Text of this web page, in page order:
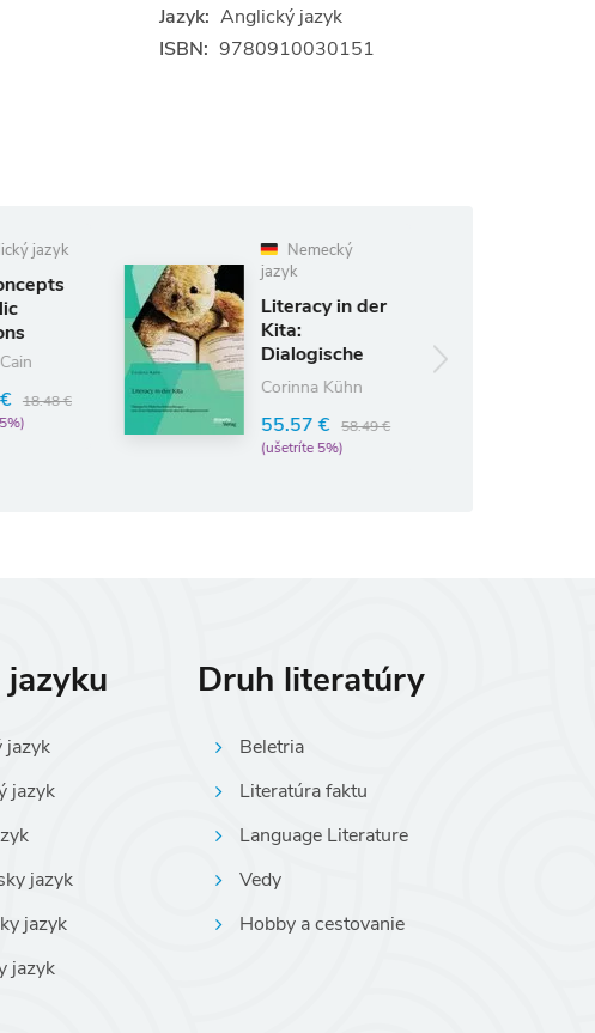
Jazyk: Anglický jazyk
ISBN: 9780910030151
Literacy in der
Dialogische
Bilderbuchbetrachtungen
und deren
Bedeutsamkeit
Corinna Kühn
58.49 €
Kinder- und
26.44 €
jazyk
jazyk
jazyk
jazyk
jazyk
Druh literatúry
Beletria
Literatúra faktu
Language Literature
Vedy
Hobby a cestovanie